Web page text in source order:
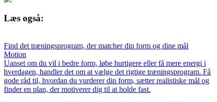
Læs også:
Find det træningsprogram, der matcher din form og dine mål
Motion
Uanset om du vil i bedre form, løbe hurtigere eller få mere energi i
hverdagen, handler det om at vælge det rigtige træningsprogram. Få
gode råd til, hvordan du vurderer din form, sætter realistiske mål og
finder en plan, der motiverer dig til at holde fast.